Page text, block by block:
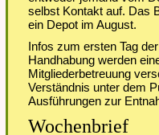
selbst Kontakt auf. Das
ein Depot im August.
Infos zum ersten Tag
Handhabung werden
Mitgliederbetreuung
Verständnis unter dem
Ausführungen zur
Wochenbrief